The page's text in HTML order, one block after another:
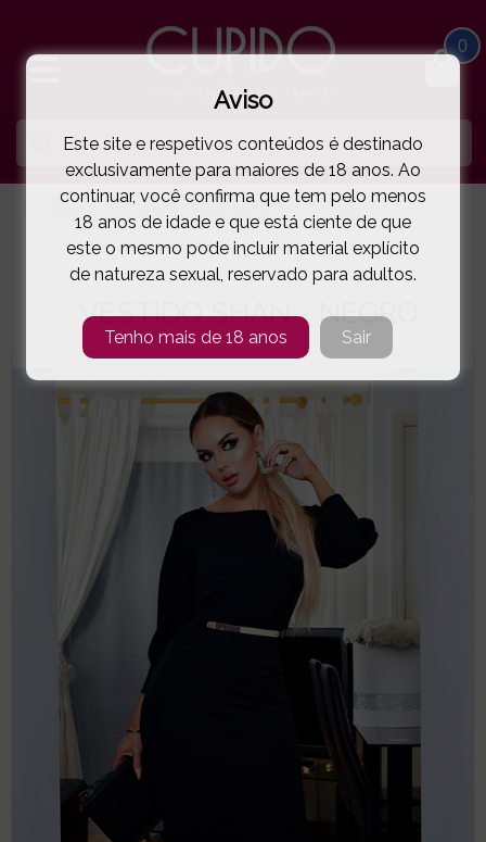
0
LINGERIE E ROUPA MULHER VESTIDOS
VESTIDO SHAN - NEGRO( 89-SHANNON.NE.E )
VESTIDO SHAN - NEGRO
Aviso
Este site e respetivos conteúdos é destinado
exclusivamente para maiores de 18 anos. Ao
continuar, você confirma que tem pelo menos
18 anos de idade e que está ciente de que
este o mesmo pode incluir material explícito
de natureza sexual, reservado para adultos.
Tenho mais de 18 anos Sair